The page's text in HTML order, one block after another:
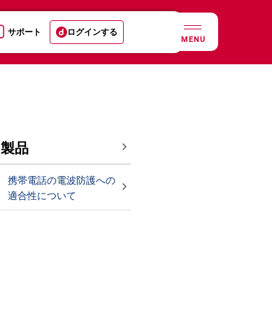
サポート ログインする
MENU
製品
携帯電話の電波防護への
適合性について